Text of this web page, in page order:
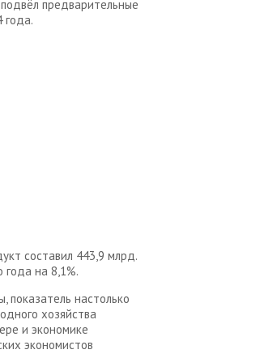
предварительные
года.
составил 443,9 млрд.
года на 8,1%.
показатель настолько
хозяйства
и экономике
экономистов